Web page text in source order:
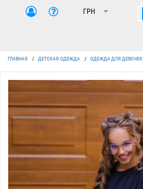
ГЛАВНАЯ / ДЕТСКАЯ ОДЕЖДА / ОДЕЖДА ДЛЯ ДЕВОЧЕК